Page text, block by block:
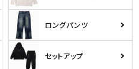
ロングパンツ
セットアップ